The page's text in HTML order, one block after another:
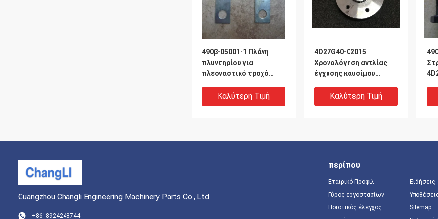
490β-05001-1 Πλάνη
πλυντηρίου για
πλεοναστικό τροχό
ασφαλείας
Καλύτερη Τιμή
4D27G40-02015
Χρονολόγηση αντλίας
έγχυσης καυσίμου
Καλύτερη Τιμή
Guangzhou Changli Engineering Machinery Parts Co., Ltd.
+8618924248744
περίπου
Εταιρικό Προφίλ
Γύρος εργοστασίων
Ποιοτικός έλεγχος
Ειδήσεις
Υποθέσεις
Sitemap